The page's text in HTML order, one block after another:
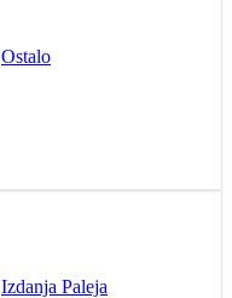
Ostalo
Izdanja Paleja